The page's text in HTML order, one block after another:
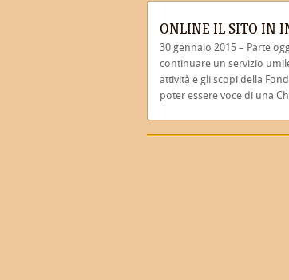
ONLINE IL SITO IN
30 gennaio 2015 – Parte
continuare un servizio
attività e gli scopi della
poter essere voce di una